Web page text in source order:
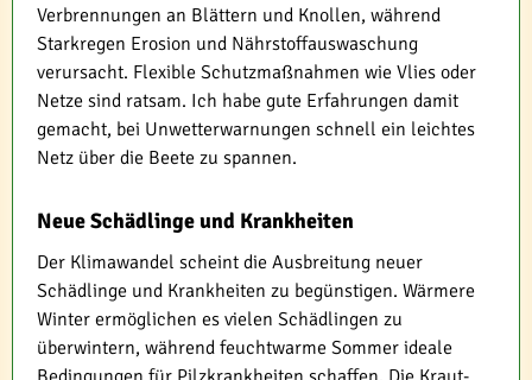
Verbrennungen an Blättern und Knollen, während
Starkregen Erosion und Nährstoffauswaschung
verursacht. Flexible Schutzmaßnahmen wie Vlies oder
Netze sind ratsam. Ich habe gute Erfahrungen damit
gemacht, bei Unwetterwarnungen schnell ein leichtes
Netz über die Beete zu spannen.
Neue Schädlinge und Krankheiten
Der Klimawandel scheint die Ausbreitung neuer
Schädlinge und Krankheiten zu begünstigen. Wärmere
Winter ermöglichen es vielen Schädlingen zu
überwintern, während feuchtwarme Sommer ideale